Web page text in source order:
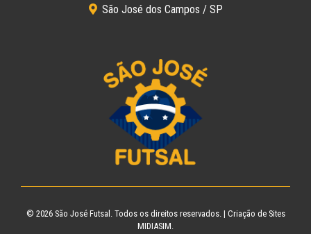
São José dos Campos / SP
© 2026 São José Futsal . Todos os direitos reservados. | Criação de Sites
MIDIASIM.